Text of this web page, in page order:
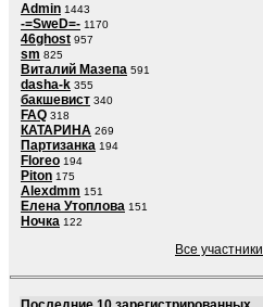
Admin 1443
-=SweD=- 1170
46ghost 957
sm 825
Виталий Мазепа 591
dasha-k 355
бакшевист 340
FAQ 318
КАТАРИНА 269
Партизанка 194
Floreo 194
Piton 175
Alexdmm 151
Елена Утоплова 151
Ночка 122
Все участники